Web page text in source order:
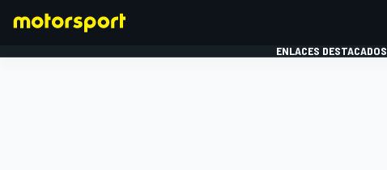
ENLACES DESTACADOS